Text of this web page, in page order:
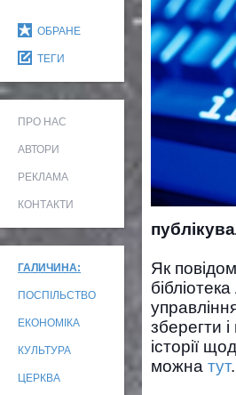
ОБРАНЕ
ТЕГИ
ПРО НАС
АВТОРИ
РЕКЛАМА
КОНТАКТИ
ГАЛИЧИНА:
ПОСПІЛЬСТВО
ЕКОНОМІКА
КУЛЬТУРА
ЦЕРКВА
Як
зберегти
історії
можна тут.